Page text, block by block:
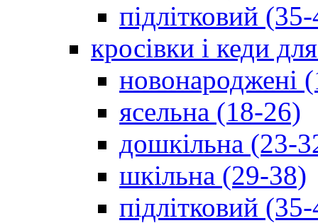
підлітковий
кросівки і кеди
новонароджені
ясельна (18-26)
дошкільна (23-
шкільна (29-38)
підлітковий